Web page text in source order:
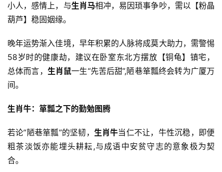
小人，感情上，与生肖马相冲，易因琐事争吵，需以【粉晶
葫芦】稳固姻缘。
晚年运势渐入佳境，早年积累的人脉将成莫大助力，需警惕
58岁时的健康劫，建议在卧室东北方摆放【铜龟】镇宅，
总体而言， 生肖鼠一生“先苦后甜”,陋巷箪瓢终会转为广厦万
间。
生肖牛：箪瓢之下的勤勉图腾
若论“陋巷箪瓢”的坚韧， 生肖牛当仁不让，牛性沉稳，即便
粗茶淡饭亦能埋头耕耘,与成语中安贫守志的意象极为契
合。